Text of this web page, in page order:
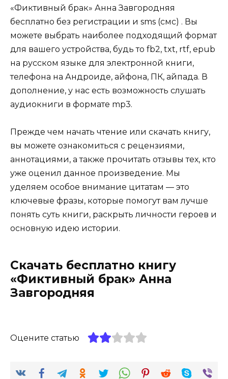
«Фиктивный брак» Анна Завгородняя
бесплатно без регистрации и sms (смс) . Вы
можете выбрать наиболее подходящий формат
для вашего устройства, будь то fb2, txt, rtf, epub
на русском языке для электронной книги,
телефона на Андроиде, айфона, ПК, айпада. В
дополнение, у нас есть возможность слушать
аудиокниги в формате mp3.
Прежде чем начать чтение или скачать книгу,
вы можете ознакомиться с рецензиями,
аннотациями, а также прочитать отзывы тех, кто
уже оценил данное произведение. Мы
уделяем особое внимание цитатам — это
ключевые фразы, которые помогут вам лучше
понять суть книги, раскрыть личности героев и
основную идею истории.
Скачать бесплатно книгу
«Фиктивный брак» Анна
Завгородняя
Оцените статью